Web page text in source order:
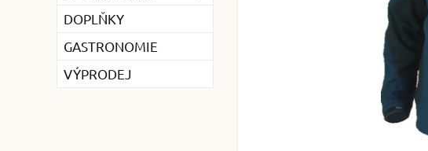
DOPLŇKY
GASTRONOMIE
VÝPRODEJ